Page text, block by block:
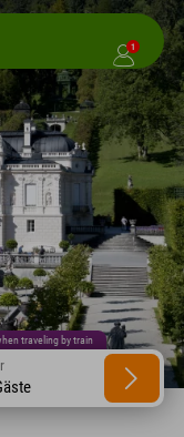
1
traveling by train